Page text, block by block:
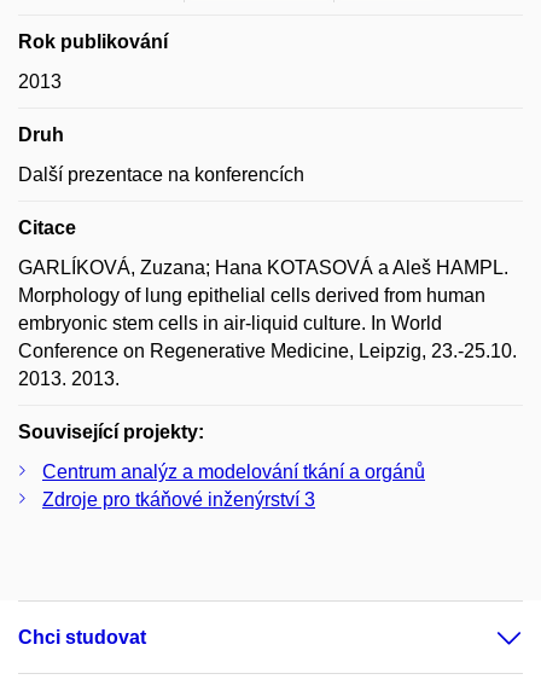
Rok publikování
2013
Druh
Další prezentace na konferencích
Citace
GARLÍKOVÁ, Zuzana; Hana KOTASOVÁ a Aleš HAMPL.
Morphology of lung epithelial cells derived from human
embryonic stem cells in air-liquid culture. In World
Conference on Regenerative Medicine, Leipzig, 23.-25.10.
2013. 2013.
Související projekty:
Centrum analýz a modelování tkání a orgánů
Zdroje pro tkáňové inženýrství 3
Chci studovat